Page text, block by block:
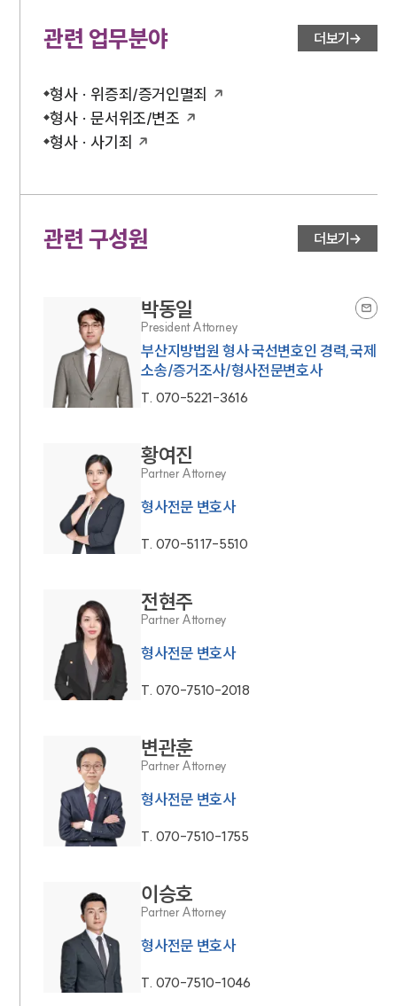
관련 업무분야 더보기
형사 · 위증죄/증거인멸죄
형사 · 문서위조/변조
형사 · 사기죄
관련 구성원 더보기
박동일
President Attorney
부산지방법원 형사 국선변호인 경력,국제
소송/증거조사/형사전문변호사
T. 070-5221-3616
황여진
Partner Attorney
형사전문 변호사
T. 070-5117-5510
전현주
Partner Attorney
형사전문 변호사
T. 070-7510-2018
변관훈
Partner Attorney
형사전문 변호사
T. 070-7510-1755
이승호
Partner Attorney
형사전문 변호사
T. 070-7510-1046